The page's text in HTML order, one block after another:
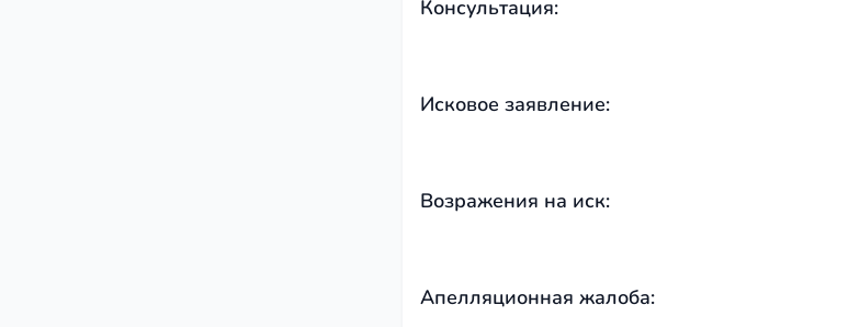
Консультация:
Исковое заявление:
Возражения на иск:
Апелляционная жалоба: